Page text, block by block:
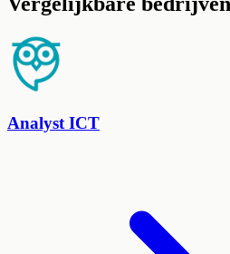
Analyst ICT